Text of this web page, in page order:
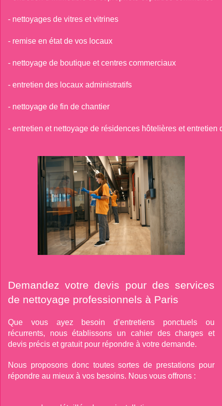
- nettoyages de vitres et vitrines
- remise en état de vos locaux
- nettoyage de boutique et centres commerciaux
- entretien des locaux administratifs
- nettoyage de fin de chantier
- entretien et nettoyage de résidences hôtelières et entretien
Demandez votre devis pour des services
de nettoyage professionnels à Paris
Que vous ayez besoin d’entretiens ponctuels ou
récurrents, nous établissons un cahier des charges et
devis précis et gratuit pour répondre à votre demande.
Nous proposons donc toutes sortes de prestations pour
répondre au mieux à vos besoins. Nous vous offrons :